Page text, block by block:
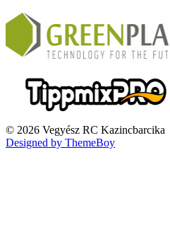
© 2026 Vegyész RC Kazincbarcika
Designed by ThemeBoy